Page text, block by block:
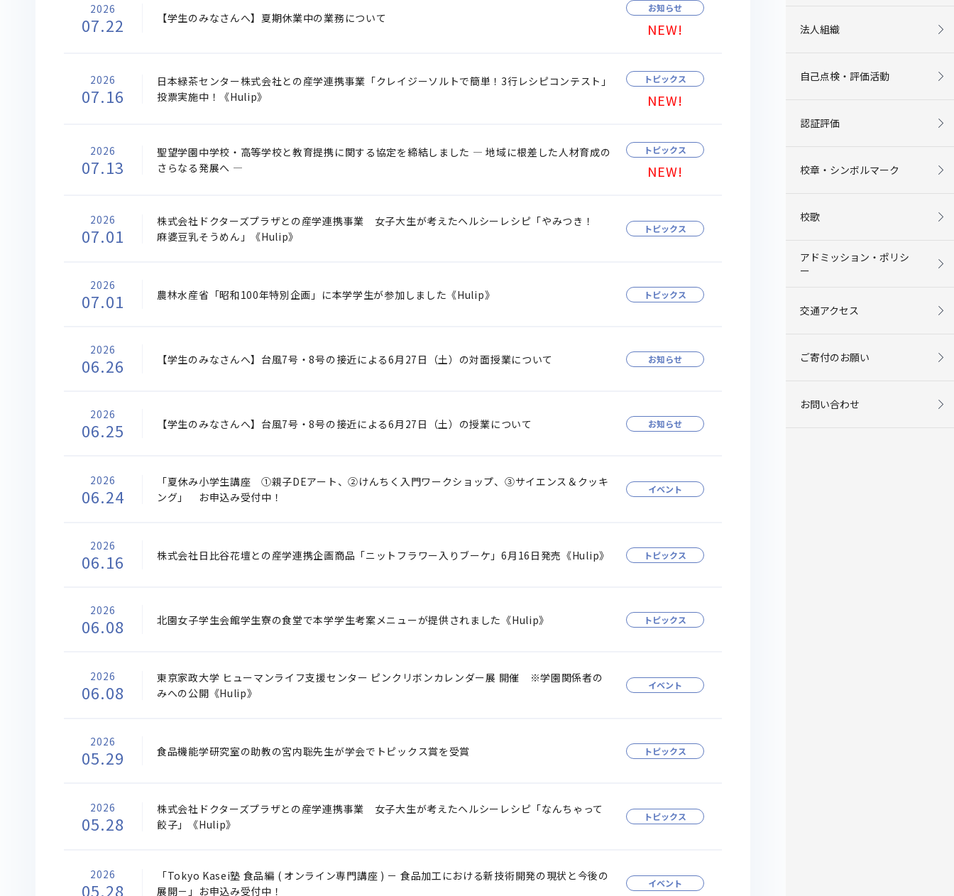
2026
07.22 【学生のみなさんへ】夏期休業中の業務について
お知らせ
NEW!
2026
07.16
日本緑茶センター株式会社との産学連携事業「クレイジーソルトで簡単！3行レシピコンテスト」
投票実施中！《Hulip》
トピックス
NEW!
2026
07.13
聖望学園中学校・高等学校と教育提携に関する協定を締結しました ― 地域に根差した人材育成の
さらなる発展へ ―
トピックス
NEW!
2026
07.01
株式会社ドクターズプラザとの産学連携事業 女子大生が考えたヘルシーレシピ「やみつき！
麻婆豆乳そうめん」《Hulip》
トピックス
2026
07.01 農林水産省「昭和100年特別企画」に本学学生が参加しました《Hulip》 トピックス
2026
06.26 【学生のみなさんへ】台風7号・8号の接近による6月27日（土）の対面授業について お知らせ
2026
06.25 【学生のみなさんへ】台風7号・8号の接近による6月27日（土）の授業について お知らせ
2026
06.24
「夏休み小学生講座 ①親子DEアート、②けんちく入門ワークショップ、③サイエンス＆クッキ
ング」 お申込み受付中！
イベント
2026
06.16 株式会社日比谷花壇との産学連携企画商品「ニットフラワー入りブーケ」6月16日発売《Hulip》 トピックス
2026
06.08 北園女子学生会館学生寮の食堂で本学学生考案メニューが提供されました《Hulip》 トピックス
2026
06.08
東京家政大学 ヒューマンライフ支援センター ピンクリボンカレンダー展 開催 ※学園関係者の
みへの公開《Hulip》
イベント
2026
05.29 食品機能学研究室の助教の宮内聡先生が学会でトピックス賞を受賞 トピックス
2026
05.28
株式会社ドクターズプラザとの産学連携事業 女子大生が考えたヘルシーレシピ「なんちゃって
餃子」《Hulip》
トピックス
2026
05.28
「Tokyo Kasei塾 食品編 ( オンライン専門講座 ) － 食品加工における新技術開発の現状と今後の
展開－」お申込み受付中！
イベント
法人組織
自己点検・評価活動
認証評価
校章・シンボルマーク
校歌
アドミッション・ポリシ
ー
交通アクセス
ご寄付のお願い
お問い合わせ